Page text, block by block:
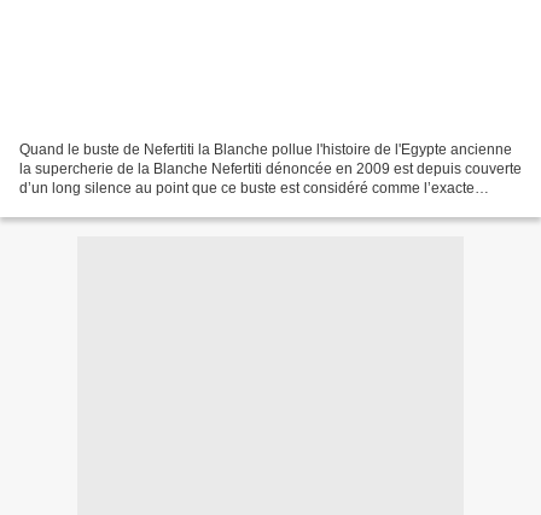
Quand le buste de Nefertiti la Blanche pollue l'histoire de l'Egypte ancienne
la supercherie de la Blanche Nefertiti dénoncée en 2009 est depuis couverte
d’un long silence au point que ce buste est considéré comme l’exacte